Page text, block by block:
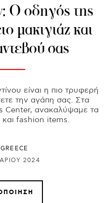
Ο οδηγός της
μακιγιάζ και
σας
είναι η πιο τρυφερή
την αγάπη σας. Στα
Center, ανακαλύψαμε τα
fashion items.
2024